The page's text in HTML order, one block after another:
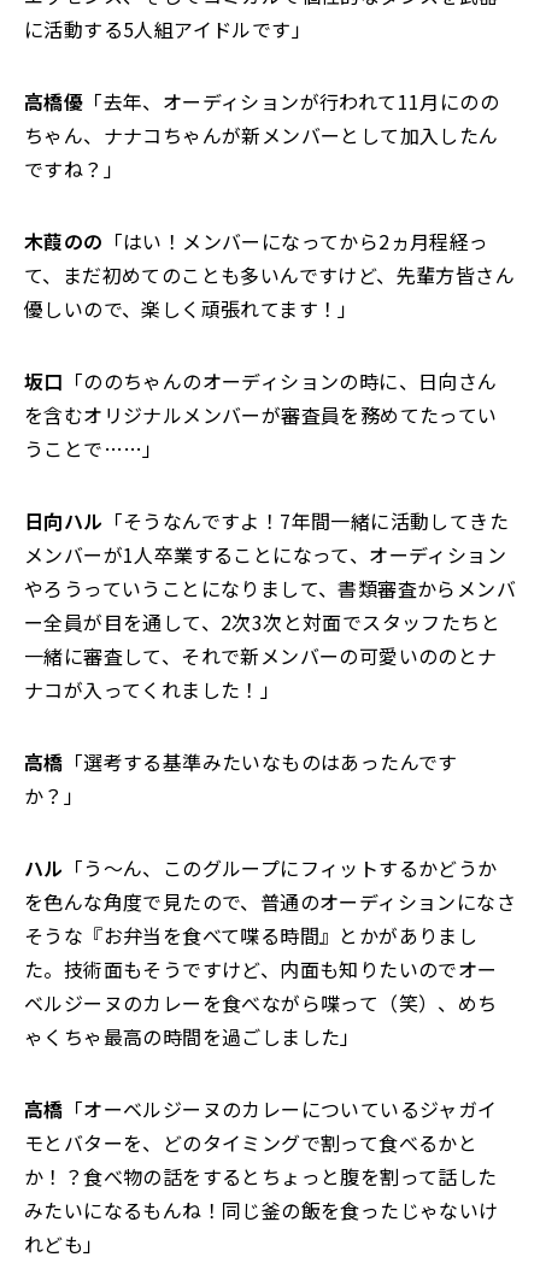
に活動する5人組アイドルです」
高橋優 「去年、オーディションが行われて11月にのの
ちゃん、ナナコちゃんが新メンバーとして加入したん
ですね？」
木葭のの 「はい！メンバーになってから2ヵ月程経っ
て、まだ初めてのことも多いんですけど、先輩方皆さん
優しいので、楽しく頑張れてます！」
坂口 「ののちゃんのオーディションの時に、日向さん
を含むオリジナルメンバーが審査員を務めてたってい
うことで……」
日向ハル 「そうなんですよ！7年間一緒に活動してきた
メンバーが1人卒業することになって、オーディション
やろうっていうことになりまして、書類審査からメンバ
ー全員が目を通して、2次3次と対面でスタッフたちと
一緒に審査して、それで新メンバーの可愛いののとナ
ナコが入ってくれました！」
高橋 「選考する基準みたいなものはあったんです
か？」
ハル 「う～ん、このグループにフィットするかどうか
を色んな角度で見たので、普通のオーディションになさ
そうな『お弁当を食べて喋る時間』とかがありまし
た。技術面もそうですけど、内面も知りたいのでオー
ベルジーヌのカレーを食べながら喋って（笑）、めち
ゃくちゃ最高の時間を過ごしました」
高橋 「オーベルジーヌのカレーについているジャガイ
モとバターを、どのタイミングで割って食べるかと
か！？食べ物の話をするとちょっと腹を割って話した
みたいになるもんね！同じ釜の飯を食ったじゃないけ
れども」